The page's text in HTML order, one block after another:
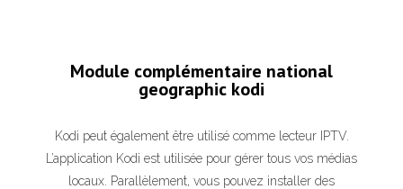
Module complémentaire national
geographic kodi
Kodi peut également être utilisé comme lecteur IPTV.
L’application Kodi est utilisée pour gérer tous vos médias
locaux. Parallèlement, vous pouvez installer des